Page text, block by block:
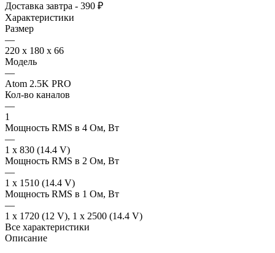
Доставка завтра - 390 ₽
Характеристики
Размер
—
220 x 180 x 66
Модель
—
Atom 2.5K PRO
Кол-во каналов
—
1
Мощность RMS в 4 Ом, Вт
—
1 x 830 (14.4 V)
Мощность RMS в 2 Ом, Вт
—
1 x 1510 (14.4 V)
Мощность RMS в 1 Ом, Вт
—
1 x 1720 (12 V), 1 x 2500 (14.4 V)
Все характеристики
Описание